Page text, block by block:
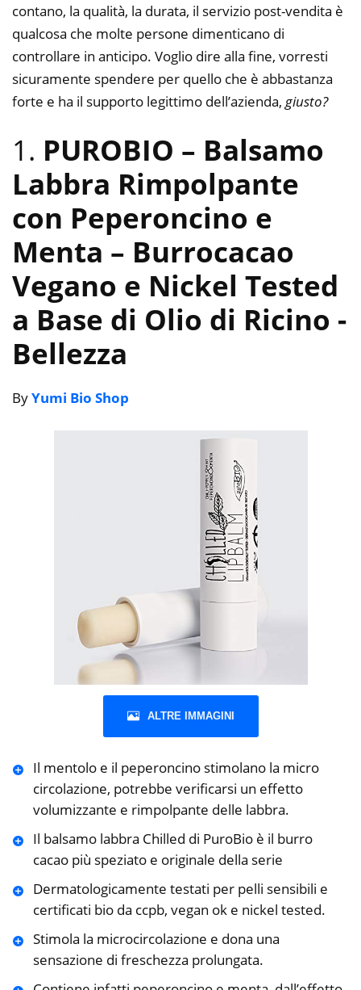
contano, la qualità, la durata, il servizio post-vendita è
qualcosa che molte persone dimenticano di
controllare in anticipo. Voglio dire alla fine, vorresti
sicuramente spendere per quello che è abbastanza
forte e ha il supporto legittimo dell’azienda, giusto?
1. PUROBIO – Balsamo
Labbra Rimpolpante
con Peperoncino e
Menta – Burrocacao
Vegano e Nickel Tested
a Base di Olio di Ricino -
Bellezza
ByYumi Bio Shop
ALTRE IMMAGINI
Il mentolo e il peperoncino stimolano la micro
circolazione, potrebbe verificarsi un effetto
volumizzante e rimpolpante delle labbra.
Il balsamo labbra Chilled di PuroBio è il burro
cacao più speziato e originale della serie
Dermatologicamente testati per pelli sensibili e
certificati bio da ccpb, vegan ok e nickel tested.
Stimola la microcircolazione e dona una
sensazione di freschezza prolungata.